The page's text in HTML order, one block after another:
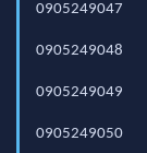
0905249047
0905249048
0905249049
0905249050